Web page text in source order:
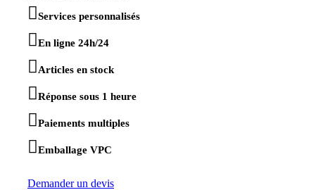
Services personnalisés
En ligne 24h/24
Articles en stock
Réponse sous 1 heure
Paiements multiples
Emballage VPC
Demander un devis